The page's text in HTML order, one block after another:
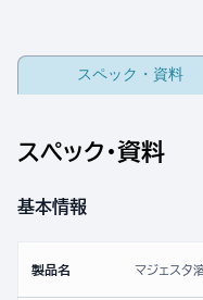
スペック・資料
スペック・資料
基本情報
製品名 マジェスタ